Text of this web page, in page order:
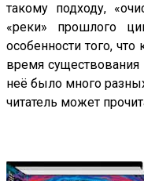
такому подходу,
«реки» прошлого
особенности того, что
время существования
неё было много
читатель может